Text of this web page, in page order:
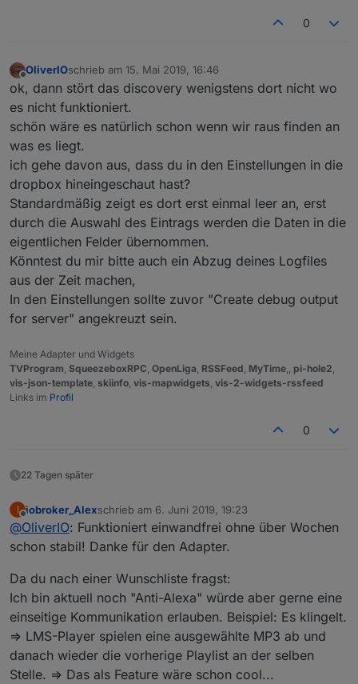
0
Offline
OliverIOschrieb am 15. Mai 2019, 16:46
zuletzt editiert von
ok, dann stört das discovery wenigstens dort nicht wo
es nicht funktioniert.
schön wäre es natürlich schon wenn wir raus finden an
was es liegt.
ich gehe davon aus, dass du in den Einstellungen in die
dropbox hineingeschaut hast?
Standardmäßig zeigt es dort erst einmal leer an, erst
durch die Auswahl des Eintrags werden die Daten in die
eigentlichen Felder übernommen.
Könntest du mir bitte auch ein Abzug deines Logfiles
aus der Zeit machen,
In den Einstellungen sollte zuvor "Create debug output
for server" angekreuzt sein.
Meine Adapter und Widgets
TVProgram, SqueezeboxRPC, OpenLiga, RSSFeed, MyTime,, pi-hole2,
vis-json-template, skiinfo, vis-mapwidgets, vis-2-widgets-rssfeed
Links im Profil
0
22 Tagen später
I
Offline
iobroker_Alexschrieb am 6. Juni 2019, 19:23
zuletzt editiert von
@OliverIO: Funktioniert einwandfrei ohne über Wochen
schon stabil! Danke für den Adapter.
Da du nach einer Wunschliste fragst:
Ich bin aktuell noch "Anti-Alexa" würde aber gerne eine
einseitige Kommunikation erlauben. Beispiel: Es klingelt.
=> LMS-Player spielen eine ausgewählte MP3 ab und
danach wieder die vorherige Playlist an der selben
Stelle. => Das als Feature wäre schon cool...